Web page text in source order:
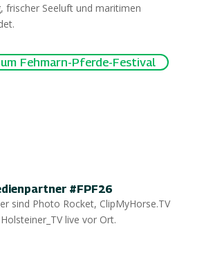
frischer Seeluft und maritimen
Fehmarn-Pferde-Festival
#FPF26
sind Photo Rocket, ClipMyHorse.TV
live vor Ort.